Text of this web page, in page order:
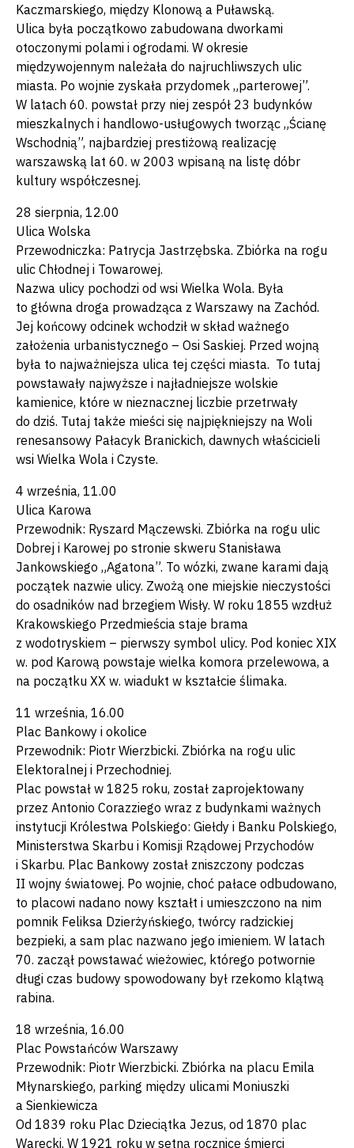
Kaczmarskiego, między Klonową a Puławską.
Ulica była początkowo zabudowana dworkami
otoczonymi polami i ogrodami. W okresie
międzywojennym należała do najruchliwszych ulic
miasta. Po wojnie zyskała przydomek „parterowej”.
W latach 60. powstał przy niej zespół 23 budynków
mieszkalnych i handlowo-usługowych tworząc „Ścianę
Wschodnią”, najbardziej prestiżową realizację
warszawską lat 60. w 2003 wpisaną na listę dóbr
kultury współczesnej.
28 sierpnia, 12.00
Ulica Wolska
Przewodniczka: Patrycja Jastrzębska. Zbiórka na rogu
ulic Chłodnej i Towarowej.
Nazwa ulicy pochodzi od wsi Wielka Wola. Była
to główna droga prowadząca z Warszawy na Zachód.
Jej końcowy odcinek wchodził w skład ważnego
założenia urbanistycznego – Osi Saskiej. Przed wojną
była to najważniejsza ulica tej części miasta. To tutaj
powstawały najwyższe i najładniejsze wolskie
kamienice, które w nieznacznej liczbie przetrwały
do dziś. Tutaj także mieści się najpiękniejszy na Woli
renesansowy Pałacyk Branickich, dawnych właścicieli
wsi Wielka Wola i Czyste.
4 września, 11.00
Ulica Karowa
Przewodnik: Ryszard Mączewski. Zbiórka na rogu ulic
Dobrej i Karowej po stronie skweru Stanisława
Jankowskiego „Agatona”. To wózki, zwane karami dają
początek nazwie ulicy. Zwożą one miejskie nieczystości
do osadników nad brzegiem Wisły. W roku 1855 wzdłuż
Krakowskiego Przedmieścia staje brama
z wodotryskiem – pierwszy symbol ulicy. Pod koniec XIX
w. pod Karową powstaje wielka komora przelewowa, a
na początku XX w. wiadukt w kształcie ślimaka.
11 września, 16.00
Plac Bankowy i okolice
Przewodnik: Piotr Wierzbicki. Zbiórka na rogu ulic
Elektoralnej i Przechodniej.
Plac powstał w 1825 roku, został zaprojektowany
przez Antonio Corazziego wraz z budynkami ważnych
instytucji Królestwa Polskiego: Giełdy i Banku Polskiego,
Ministerstwa Skarbu i Komisji Rządowej Przychodów
i Skarbu. Plac Bankowy został zniszczony podczas
II wojny światowej. Po wojnie, choć pałace odbudowano,
to placowi nadano nowy kształt i umieszczono na nim
pomnik Feliksa Dzierżyńskiego, twórcy radzickiej
bezpieki, a sam plac nazwano jego imieniem. W latach
70. zaczął powstawać wieżowiec, którego potwornie
długi czas budowy spowodowany był rzekomo klątwą
rabina.
18 września, 16.00
Plac Powstańców Warszawy
Przewodnik: Piotr Wierzbicki. Zbiórka na placu Emila
Młynarskiego, parking między ulicami Moniuszki
a Sienkiewicza
Od 1839 roku Plac Dzieciątka Jezus, od 1870 plac
Warecki. W 1921 roku w setną rocznicę śmierci